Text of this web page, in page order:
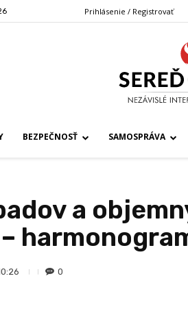
Prihlásenie / Registrovať
BEZPEČNOSŤ SAMOSPRÁVA
a
0